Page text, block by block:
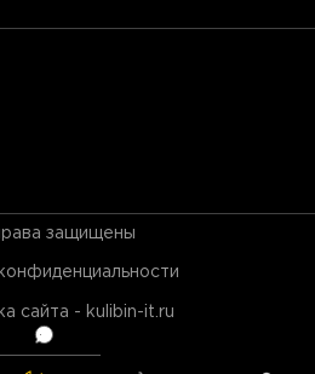
защищены
сайта - kulibin-it.ru